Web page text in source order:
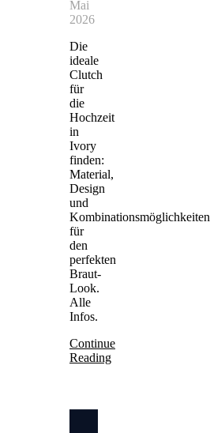
Mai
2026
Die
ideale
Clutch
für
die
Hochzeit
in
Ivory
finden:
Material,
Design
und
Kombinationsmöglichkeiten
für
den
perfekten
Braut-
Look.
Alle
Infos.
Continue
Reading